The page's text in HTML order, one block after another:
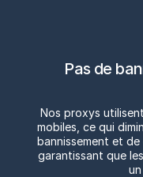
Pas de
Nos proxys
mobiles, ce qui
bannissement et
garantissant que